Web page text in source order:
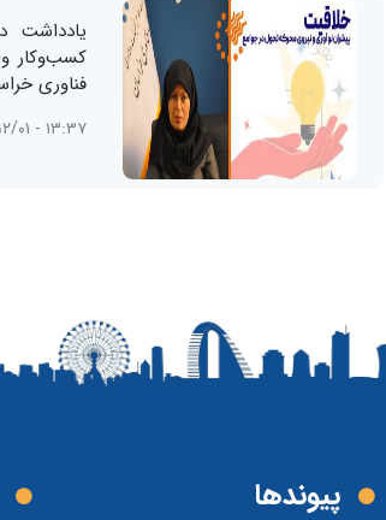
یادداشت
کسب‌وکار
فناوری
۱۳:۳۷ - ۱۴۰۵/۰۲/۰۱
پیوند‌ها